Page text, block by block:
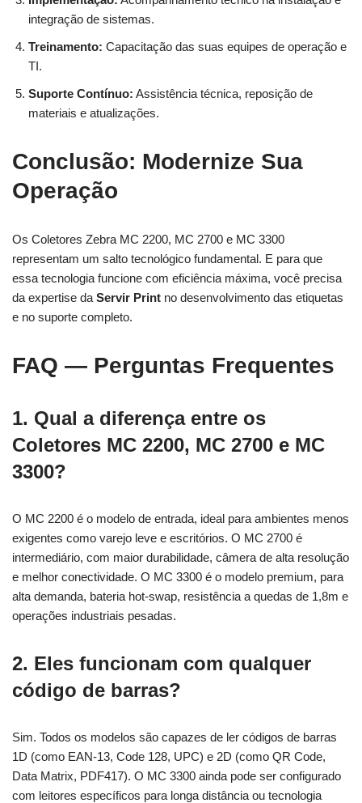
integração de sistemas.
Treinamento: Capacitação das suas equipes de operação e
TI.
Suporte Contínuo: Assistência técnica, reposição de
materiais e atualizações.
Conclusão: Modernize Sua
Operação
Os Coletores Zebra MC 2200, MC 2700 e MC 3300
representam um salto tecnológico fundamental. E para que
essa tecnologia funcione com eficiência máxima, você precisa
da expertise da Servir Print no desenvolvimento das etiquetas
e no suporte completo.
FAQ — Perguntas Frequentes
1. Qual a diferença entre os
Coletores MC 2200, MC 2700 e MC
3300?
O MC 2200 é o modelo de entrada, ideal para ambientes menos
exigentes como varejo leve e escritórios. O MC 2700 é
intermediário, com maior durabilidade, câmera de alta resolução
e melhor conectividade. O MC 3300 é o modelo premium, para
alta demanda, bateria hot-swap, resistência a quedas de 1,8m e
operações industriais pesadas.
2. Eles funcionam com qualquer
código de barras?
Sim. Todos os modelos são capazes de ler códigos de barras
1D (como EAN-13, Code 128, UPC) e 2D (como QR Code,
Data Matrix, PDF417). O MC 3300 ainda pode ser configurado
com leitores específicos para longa distância ou tecnologia